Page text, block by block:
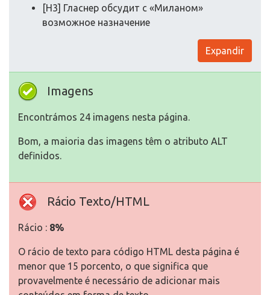
[H3] Гласнер обсудит с «Миланом»
возможное назначение
Expandir
Imagens
Encontrámos 24 imagens nesta página.
Bom, a maioria das imagens têm o atributo ALT
definidos.
Rácio Texto/HTML
Rácio : 8%
O rácio de texto para código HTML desta página é
menor que 15 porcento, o que significa que
provavelmente é necessário de adicionar mais